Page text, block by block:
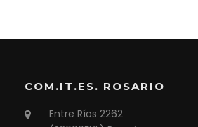
COM.IT.ES. ROSARIO
Entre Ríos 2262